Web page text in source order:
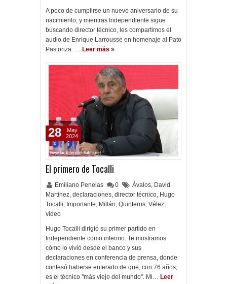
A poco de cumplirse un nuevo aniversario de su
nacimiento, y mientras Independiente sigue
buscando director técnico, les compartimos el
audio de Enrique Larrousse en homenaje al Pato
Pastoriza. … Leer más »
El primero de Tocalli
Emiliano Penelas 0 Ávalos, David
Martínez, declaraciones, director técnico, Hugo
Tocalli, Importante, Millán, Quinteros, Vélez,
video
Hugo Tocalli dirigió su primer partido en
Independiente como interino. Te mostramos
cómo lo vivió desde el banco y sus
declaraciones en conferencia de prensa, donde
confesó haberse enterado de que, con 76 años,
es el técnico "más viejo del mundo". Mi… Leer
28
May
2024